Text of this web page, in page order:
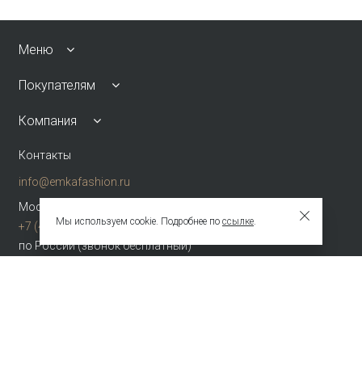
Меню
Покупателям
Компания
Контакты
info@emkafashion.ru
Москва и область
+7 (495) 787-24-90
по России (звонок бесплатный)
Мы используем cookie. Подробнее по ссылке